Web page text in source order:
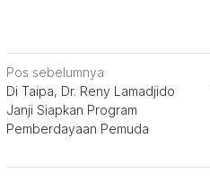
Navigasi
pos
Pos sebelumnya
Di Taipa, Dr. Reny Lamadjido
Janji Siapkan Program
Pemberdayaan Pemuda